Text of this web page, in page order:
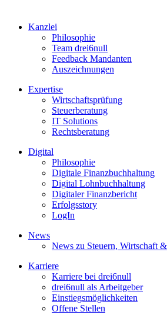
Kanzlei
Philosophie
Team drei6null
Feedback Mandanten
Auszeichnungen
Expertise
Wirtschaftsprüfung
Steuerberatung
IT Solutions
Rechtsberatung
Digital
Philosophie
Digitale Finanzbuchhaltung
Digital Lohnbuchhaltung
Digitaler Finanzbericht
Erfolgsstory
LogIn
News
News zu Steuern, Wirtschaft
Karriere
Karriere bei drei6null
drei6null als Arbeitgeber
Einstiegsmöglichkeiten
Offene Stellen